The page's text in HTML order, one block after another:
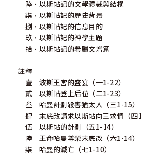
陸、以斯帖記的文學體裁與結構
柒、以斯帖記的歷史背景
捌、以斯帖記的信息目的
玖、以斯帖記的神學主題
拾、以斯帖記的希臘文增篇
註釋
壹 波斯王宮的盛宴（一1-22）
貳 以斯帖登上后位（二1-23）
叁 哈曼計劃殺害猶太人（三1-15）
肆 末底改請求以斯帖向王求情（四
伍 以斯帖的計劃（五1-14）
陸 王命哈曼尊榮末底改（六1-14）
柒 哈曼的滅亡（七1-10）